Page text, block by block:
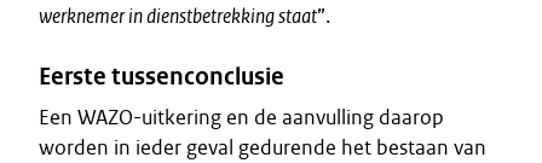
werknemer in dienstbetrekking staat”.
Eerste tussenconclusie
Een WAZO-uitkering en de aanvulling daarop
worden in ieder geval gedurende het bestaan van